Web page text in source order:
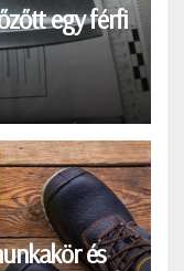
egy férfi
és